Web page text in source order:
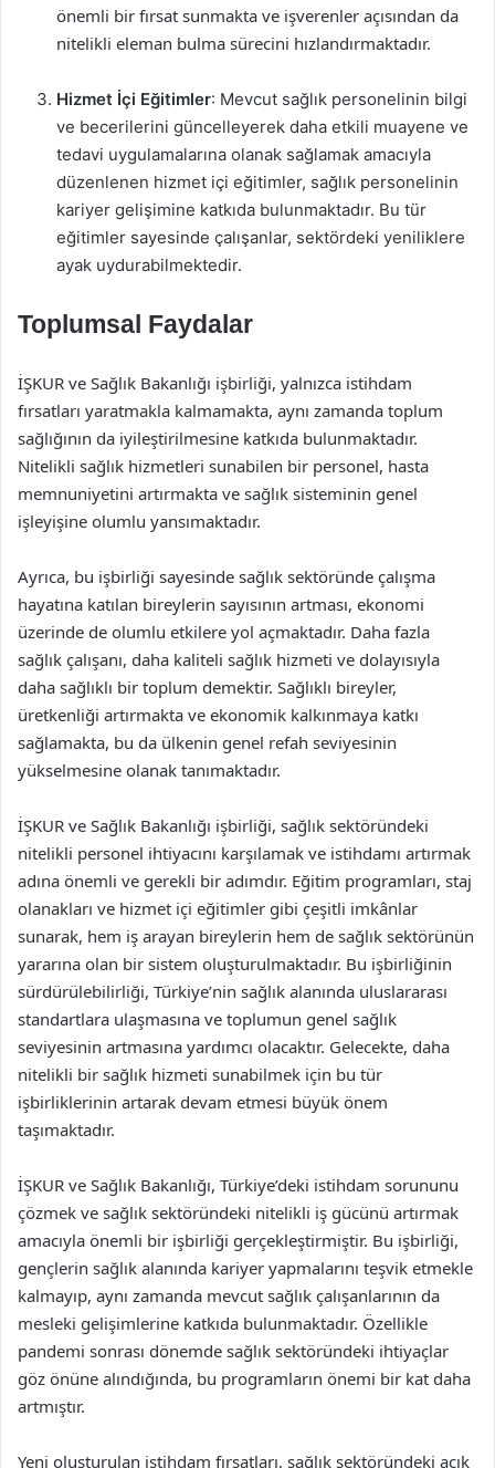
önemli bir fırsat sunmakta ve işverenler açısından da
nitelikli eleman bulma sürecini hızlandırmaktadır.
Hizmet İçi Eğitimler: Mevcut sağlık personelinin bilgi
ve becerilerini güncelleyerek daha etkili muayene ve
tedavi uygulamalarına olanak sağlamak amacıyla
düzenlenen hizmet içi eğitimler, sağlık personelinin
kariyer gelişimine katkıda bulunmaktadır. Bu tür
eğitimler sayesinde çalışanlar, sektördeki yeniliklere
ayak uydurabilmektedir.
Toplumsal Faydalar
İŞKUR ve Sağlık Bakanlığı işbirliği, yalnızca istihdam
fırsatları yaratmakla kalmamakta, aynı zamanda toplum
sağlığının da iyileştirilmesine katkıda bulunmaktadır.
Nitelikli sağlık hizmetleri sunabilen bir personel, hasta
memnuniyetini artırmakta ve sağlık sisteminin genel
işleyişine olumlu yansımaktadır.
Ayrıca, bu işbirliği sayesinde sağlık sektöründe çalışma
hayatına katılan bireylerin sayısının artması, ekonomi
üzerinde de olumlu etkilere yol açmaktadır. Daha fazla
sağlık çalışanı, daha kaliteli sağlık hizmeti ve dolayısıyla
daha sağlıklı bir toplum demektir. Sağlıklı bireyler,
üretkenliği artırmakta ve ekonomik kalkınmaya katkı
sağlamakta, bu da ülkenin genel refah seviyesinin
yükselmesine olanak tanımaktadır.
İŞKUR ve Sağlık Bakanlığı işbirliği, sağlık sektöründeki
nitelikli personel ihtiyacını karşılamak ve istihdamı artırmak
adına önemli ve gerekli bir adımdır. Eğitim programları, staj
olanakları ve hizmet içi eğitimler gibi çeşitli imkânlar
sunarak, hem iş arayan bireylerin hem de sağlık sektörünün
yararına olan bir sistem oluşturulmaktadır. Bu işbirliğinin
sürdürülebilirliği, Türkiye’nin sağlık alanında uluslararası
standartlara ulaşmasına ve toplumun genel sağlık
seviyesinin artmasına yardımcı olacaktır. Gelecekte, daha
nitelikli bir sağlık hizmeti sunabilmek için bu tür
işbirliklerinin artarak devam etmesi büyük önem
taşımaktadır.
İŞKUR ve Sağlık Bakanlığı, Türkiye’deki istihdam sorununu
çözmek ve sağlık sektöründeki nitelikli iş gücünü artırmak
amacıyla önemli bir işbirliği gerçekleştirmiştir. Bu işbirliği,
gençlerin sağlık alanında kariyer yapmalarını teşvik etmekle
kalmayıp, aynı zamanda mevcut sağlık çalışanlarının da
mesleki gelişimlerine katkıda bulunmaktadır. Özellikle
pandemi sonrası dönemde sağlık sektöründeki ihtiyaçlar
göz önüne alındığında, bu programların önemi bir kat daha
artmıştır.
Yeni oluşturulan istihdam fırsatları, sağlık sektöründeki açık